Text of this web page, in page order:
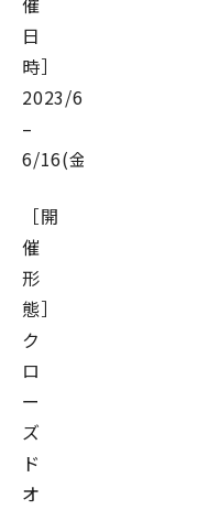
日
時］
2023/6/5(月)9:00
–
6/16(金)18:00
［開
催
形
態］
ク
ロ
ー
ズ
ド
オ